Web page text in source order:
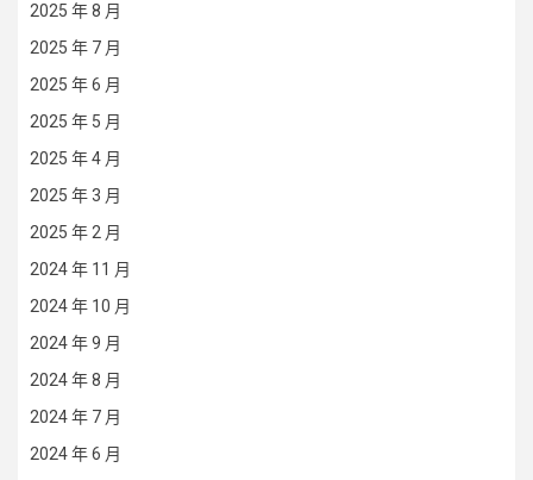
2025 年 8 月
2025 年 7 月
2025 年 6 月
2025 年 5 月
2025 年 4 月
2025 年 3 月
2025 年 2 月
2024 年 11 月
2024 年 10 月
2024 年 9 月
2024 年 8 月
2024 年 7 月
2024 年 6 月